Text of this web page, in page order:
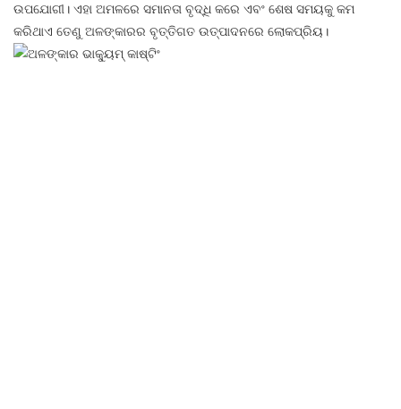
ଉପଯୋଗୀ। ଏହା ଅମଳରେ ସମାନତା ବୃଦ୍ଧି କରେ ଏବଂ ଶେଷ ସମୟକୁ କମ
କରିଥାଏ ତେଣୁ ଅଳଙ୍କାରର ବୃତ୍ତିଗତ ଉତ୍ପାଦନରେ ଲୋକପ୍ରିୟ।